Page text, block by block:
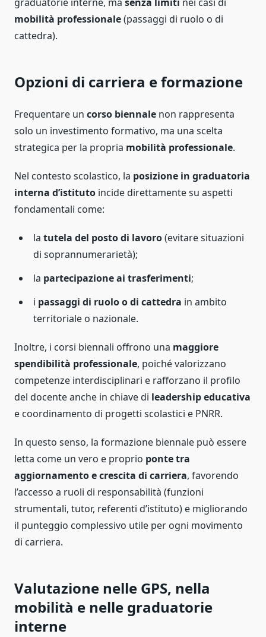
mobilità professionale(passaggi di ruolo o di
cattedra).
Opzioni di carriera e formazione
Frequentare un corso biennale non rappresenta
solo un investimento formativo, ma una scelta
strategica per la propria mobilità professionale.
Nel contesto scolastico, la posizione in graduatoria
interna d’istituto incide direttamente su aspetti
fondamentali come:
la tutela del posto di lavoro(evitare situazioni
di soprannumerarietà);
la partecipazione ai trasferimenti;
i passaggi di ruolo o di cattedra in ambito
territoriale o nazionale.
Inoltre, i corsi biennali offrono una maggiore
spendibilità professionale, poiché valorizzano
competenze interdisciplinari e rafforzano il profilo
del docente anche in chiave di leadership educativa
e coordinamento di progetti scolastici e PNRR.
In questo senso, la formazione biennale può essere
letta come un vero e proprio ponte tra
aggiornamento e crescita di carriera, favorendo
l’accesso a ruoli di responsabilità (funzioni
strumentali, tutor, referenti d’istituto) e migliorando
il punteggio complessivo utile per ogni movimento
di carriera.
Valutazione nelle GPS, nella
mobilità e nelle graduatorie
interne